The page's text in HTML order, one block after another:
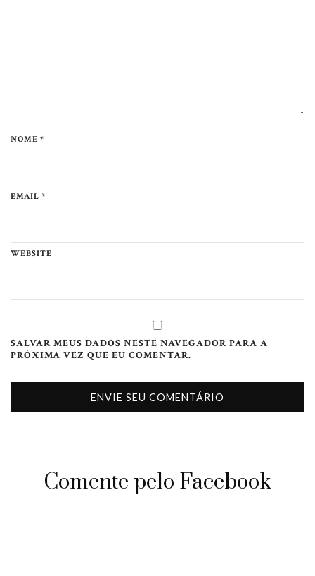
NOME *
EMAIL *
WEBSITE
SALVAR MEUS DADOS NESTE NAVEGADOR PARA A
PRÓXIMA VEZ QUE EU COMENTAR.
Comente pelo Facebook